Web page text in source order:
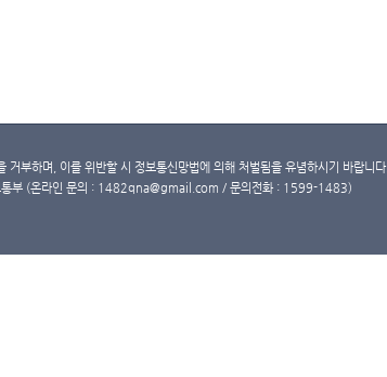
거부하며, 이를 위반할 시 정보통신망법에 의해 처벌됨을 유념하시기 바랍니다.
부 (온라인 문의 : 1482qna@gmail.com / 문의전화 : 1599-1483)